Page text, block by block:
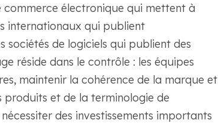
électronique qui mettent à
internationaux qui publient
sociétés de logiciels qui publient des
réside dans le contrôle : les équipes
maintenir la cohérence de la marque et
et de la terminologie de
des investissements importants